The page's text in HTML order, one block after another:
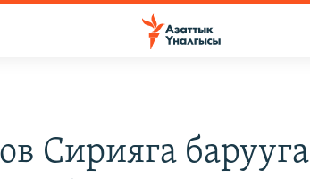
Сирияга барууга